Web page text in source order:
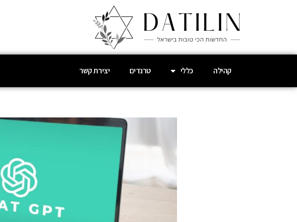
קהילה כללי טרנדים יצירת קשר